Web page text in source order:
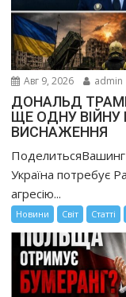
Авг 9, 2026 admin
ДОНАЛЬД
ЩЕ ОДНУ ВІЙНУ
ВИСНАЖЕННЯ
Україна потребує
агресію...
Новини Світ Статті